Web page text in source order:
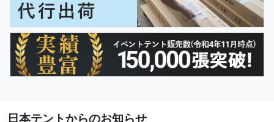
日本テントからのお知らせ